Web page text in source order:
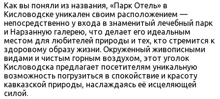
Как вы поняли из названия, «Парк Отель» в
Кисловодске уникален своим расположением —
непосредственно у входа в знаменитый лечебный парк
и Нарзанную галерею, что делает его идеальным
местом для любителей природы и тех, кто стремится к
здоровому образу жизни. Окруженный живописными
видами и чистым горным воздухом, этот уголок
Кисловодска предлагает посетителям уникальную
возможность погрузиться в спокойствие и красоту
кавказской природы, наслаждаясь её исцеляющей
силой.